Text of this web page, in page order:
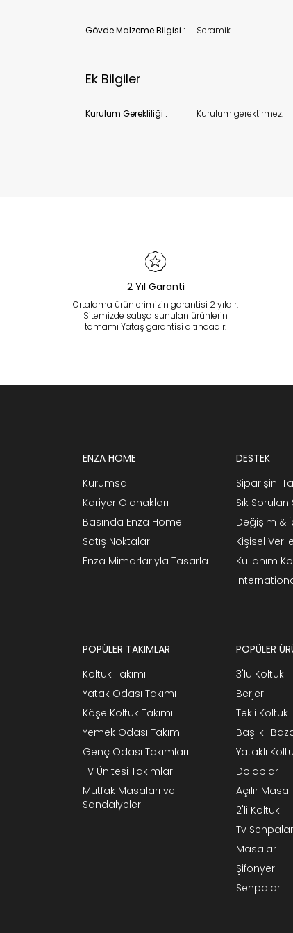
Gövde Malzeme Bilgisi : Seramik
Ek Bilgiler
Kurulum Gerekliliği : Kurulum gerektirmez.
2 Yıl Garanti
Ortalama ürünlerimizin garantisi 2 yıldır.
Sitemizde satışa sunulan ürünlerin
tamamı Yataş garantisi altındadır.
ENZA HOME
Kurumsal
Kariyer Olanakları
Basında Enza Home
Satış Noktaları
Enza Mimarlarıyla Tasarla
DESTEK
Siparişini
Sık
Değişim &
Kişisel
Kullanım
POPÜLER TAKIMLAR
Koltuk Takımı
Yatak Odası Takımı
Köşe Koltuk Takımı
Yemek Odası Takımı
Genç Odası Takımları
TV Ünitesi Takımları
Mutfak Masaları ve
Sandalyeleri
POPÜLER
3'lü Koltuk
Berjer
Tekli Koltuk
Başlıklı
Yataklı
Dolaplar
Açılır Masa
2'li Koltuk
Tv
Masalar
Şifonyer
Sehpalar